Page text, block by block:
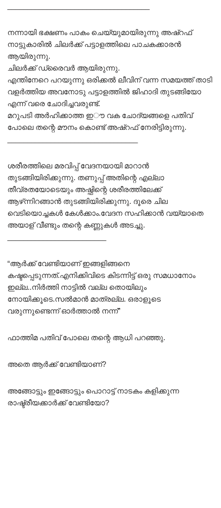
നന്നായി ഭക്ഷണം പാകം ചെയ്യുമായിരുന്നു അഷ്റഫ്
നാട്ടുകാരിൽ ചിലർക്ക് പട്ടാളത്തിലെ പാചകക്കാരൻ
ആയിരുന്നു.
ചിലർക്ക് ഡ്രൈവർ ആയിരുന്നു.
എന്തിനേറെ പറയുന്നു ഒരിക്കൽ ലീവിന് വന്ന സമയത്ത് താടി
വളർത്തിയ അവനോടു പട്ടാളത്തിൽ ജിഹാദി തുടങ്ങിയോ
എന്ന് വരെ ചോദിച്ചവരുണ്ട്.
മറുപടി അർഹിക്കാത്ത ഇൗ വക ചോദ്യങ്ങളെ പതിവ്
പോലെ തന്റെ മൗനം കൊണ്ട് അഷ്റഫ് നേരിട്ടിരുന്നു.
ശരീരത്തിലെ മരവിപ്പ് വേദനയായി മാറാൻ
തുടങ്ങിയിരിക്കുന്നു. തണുപ്പ് അതിന്റെ എല്ലാ
തീവ്രതയോടെയും അഷ്ഫിന്റെ ശരീരത്തിലേക്ക്
ആഴ്‍ന്നിറങ്ങാൻ തുടങ്ങിയിരിക്കുന്നു. ദൂരെ ചില
വെടിയൊച്ചകൾ കേൾക്കാം.വേദന സഹിക്കാൻ വയ്യാതെ
അയാള് വീണ്ടും തന്റെ കണ്ണുകൾ അടച്ചു.
“ആർക്ക് വേണ്ടിയാണ് ഇങ്ങളിങ്ങനെ
കഷ്ടപ്പെടുന്നത്.എനിക്കിവിടെ കിടന്നിട്ട് ഒരു സമധാനോം
ഇല്ല..നിർത്തി നാട്ടിൽ വല്ല തൊയിലും
നോയിക്കൂടെ.സൽമാൻ മാത്രല്ല. ഒരാളൂടെ
വരുന്നുണ്ടെന്ന് ഓർത്താൽ നന്ന്”
ഫാത്തിമ പതിവ് പോലെ തന്റെ ആധി പറഞ്ഞു.
അതെ ആർക്ക് വേണ്ടിയാണ്?
അങ്ങോട്ടും ഇങ്ങോട്ടും പൊറാട്ട് നാടകം കളിക്കുന്ന
രാഷ്ട്രീയക്കാർക്ക് വേണ്ടിയോ?